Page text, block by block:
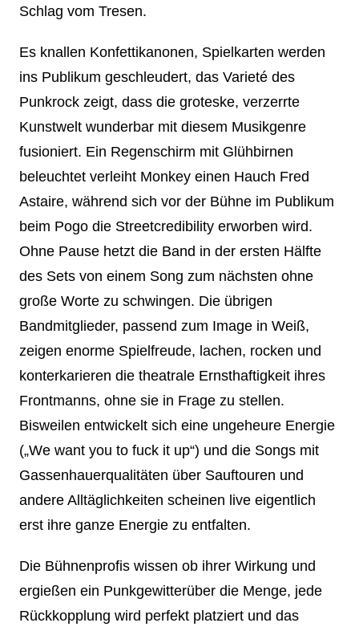
Schlag vom Tresen.
Es knallen Konfettikanonen, Spielkarten werden
ins Publikum geschleudert, das Varieté des
Punkrock zeigt, dass die groteske, verzerrte
Kunstwelt wunderbar mit diesem Musikgenre
fusioniert. Ein Regenschirm mit Glühbirnen
beleuchtet verleiht Monkey einen Hauch Fred
Astaire, während sich vor der Bühne im Publikum
beim Pogo die Streetcredibility erworben wird.
Ohne Pause hetzt die Band in der ersten Hälfte
des Sets von einem Song zum nächsten ohne
große Worte zu schwingen. Die übrigen
Bandmitglieder, passend zum Image in Weiß,
zeigen enorme Spielfreude, lachen, rocken und
konterkarieren die theatrale Ernsthaftigkeit ihres
Frontmanns, ohne sie in Frage zu stellen.
Bisweilen entwickelt sich eine ungeheure Energie
(„We want you to fuck it up“) und die Songs mit
Gassenhauerqualitäten über Sauftouren und
andere Alltäglichkeiten scheinen live eigentlich
erst ihre ganze Energie zu entfalten.
Die Bühnenprofis wissen ob ihrer Wirkung und
ergießen ein Punkgewitterüber die Menge, jede
Rückkopplung wird perfekt platziert und das